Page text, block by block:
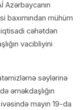
Azərbaycanın
baxımından mühüm
cəhətdən
vacibliyini
səylərinə
əməkdaşlığın
mayın 19-da